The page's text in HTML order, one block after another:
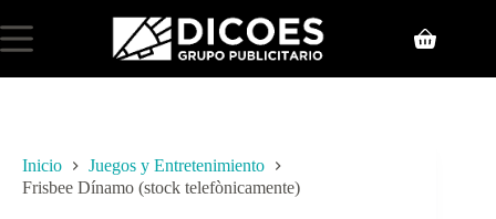
Inicio
Juegos y Entretenimiento
Frisbee Dínamo (stock telefònicamente)